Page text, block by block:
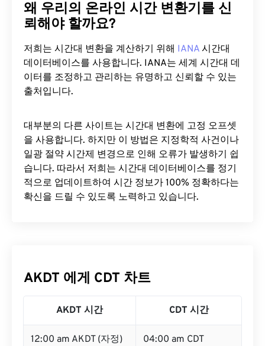
왜 우리의 온라인 시간 변환기를 신
뢰해야 할까요?
저희는 시간대 변환을 계산하기 위해 IANA 시간대
데이터베이스를 사용합니다. IANA는 세계 시간대 데
이터를 조정하고 관리하는 유명하고 신뢰할 수 있는
출처입니다.
대부분의 다른 사이트는 시간대 변환에 ​​고정 오프셋
을 사용합니다. 하지만 이 방법은 지정학적 사건이나
일광 절약 시간제 변경으로 인해 오류가 발생하기 쉽
습니다. 따라서 저희는 시간대 데이터베이스를 정기
적으로 업데이트하여 시간 정보가 100% 정확하다는
확신을 드릴 수 있도록 노력하고 있습니다.
AKDT 에게 CDT 차트
AKDT 시간 CDT 시간
12:00 am AKDT (자정) 04:00 am CDT